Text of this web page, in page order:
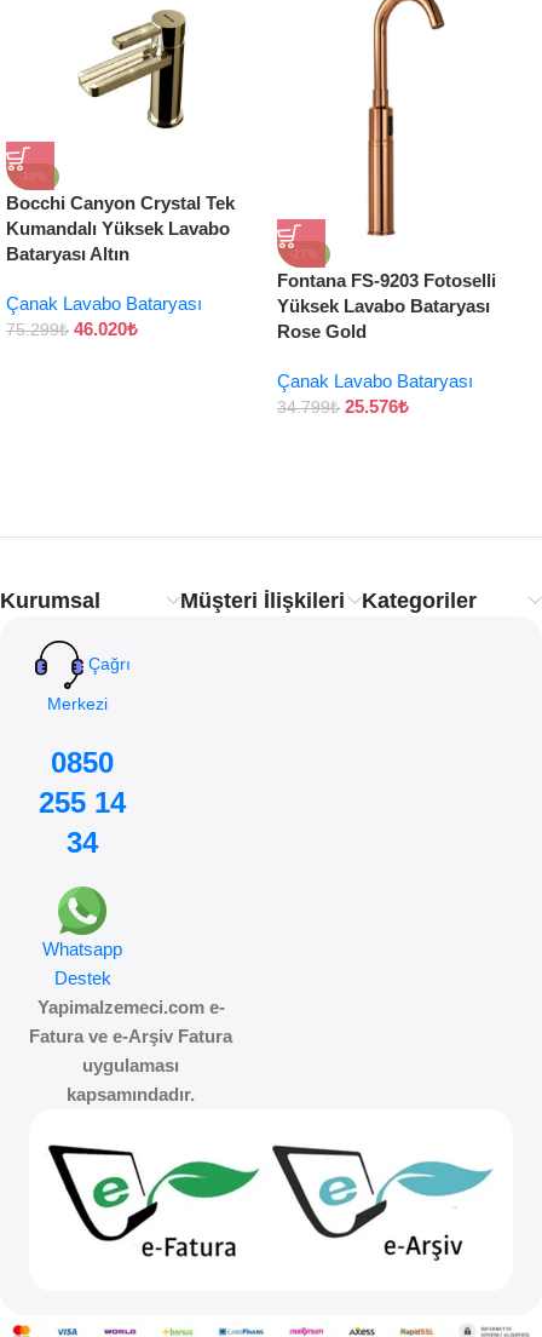
-39%
Bocchi Canyon Crystal Tek
Kumandalı Yüksek Lavabo
Bataryası Altın
Çanak Lavabo Bataryası
75.299₺ 46.020₺
-27%
Fontana FS-9203 Fotoselli
Yüksek Lavabo Bataryası
Rose Gold
Çanak Lavabo Bataryası
34.799₺ 25.576₺
Kurumsal Müşteri İlişkileri Kategoriler
Çağrı
Merkezi
0850
255 14
34
Whatsapp
Destek
Yapimalzemeci.com e-
Fatura ve e-Arşiv Fatura
uygulaması
kapsamındadır.